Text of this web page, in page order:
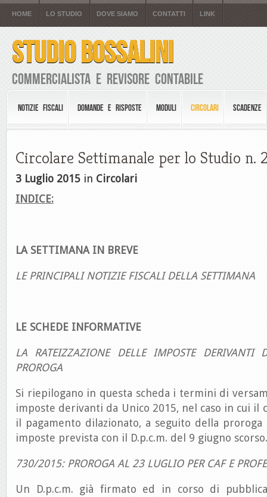
HOME LO STUDIO DOVE SIAMO CONTATTI LINK
STUDIO BOSSALINI
Commercialista e Revisore Contabile
NOTIZIE FISCALI DOMANDE E RISPOSTE MODULI CIRCOLARI SCADENZE
Circolare Settimanale per lo Studio n.
3 Luglio 2015 in Circolari
INDICE:
LA SETTIMANA IN BREVE
LE PRINCIPALI NOTIZIE FISCALI DELLA SETTIMANA
LE SCHEDE INFORMATIVE
LA RATEIZZAZIONE DELLE IMPOSTE
PROROGA
Si riepilogano in questa scheda i termini di
imposte derivanti da Unico 2015, nel caso in cui
il pagamento dilazionato, a seguito della
imposte prevista con il D.p.c.m. del 9 giugno scorso.
730/2015: PROROGA AL 23 LUGLIO PER CAF E
Un D.p.c.m. già firmato ed in corso di